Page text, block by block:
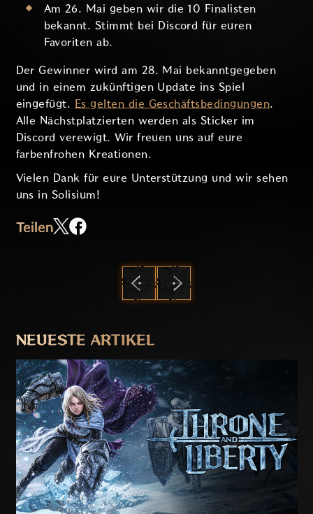
Am 26. Mai geben wir die 10 Finalisten
bekannt. Stimmt bei Discord für euren
Favoriten ab.
Der Gewinner wird am 28. Mai bekanntgegeben
und in einem zukünftigen Update ins Spiel
eingefügt. Es gelten die Geschäftsbedingungen.
Alle Nächstplatzierten werden als Sticker im
Discord verewigt. Wir freuen uns auf eure
farbenfrohen Kreationen.
Vielen Dank für eure Unterstützung und wir sehen
uns in Solisium!
Teilen
NEUESTE ARTIKEL